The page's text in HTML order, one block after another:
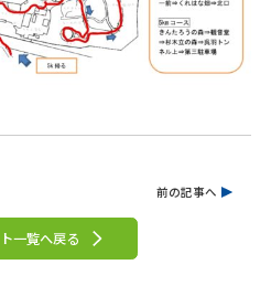
前の記事へ
一覧へ戻る